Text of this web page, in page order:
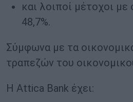
και λοιποί μέτοχοι
48,7%.
Σύμφωνα με τα
τραπεζών του
Η Attica Bank έχει: